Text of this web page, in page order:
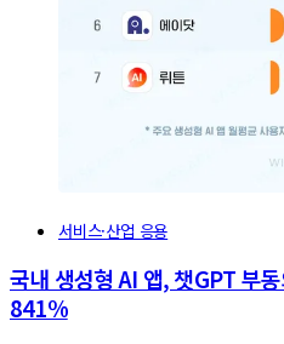
서비스·산업 응용
국내 생성형 AI 앱, 챗GPT 부
841%